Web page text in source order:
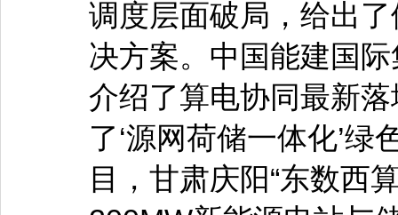
调度层面破局，给出
决方案。中国能建国
介绍了算电协同最新
了‘源网荷储一体化’绿
目，甘肃庆阳“东数西